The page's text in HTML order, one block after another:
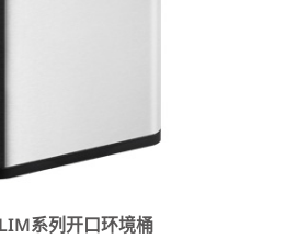
系列开口环境桶